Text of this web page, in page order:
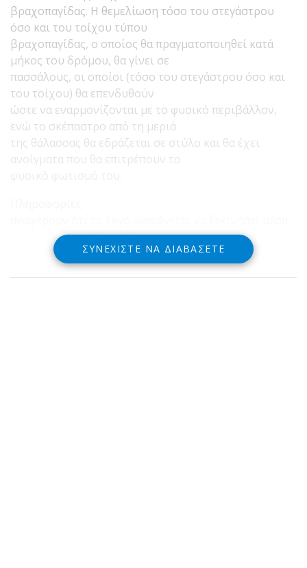
βραχοπαγίδας. Η θεμελίωση τόσο του στεγάστρου
όσο και του τοίχου τύπου
βραχοπαγίδας, ο οποίος θα πραγματοποιηθεί κατά
μήκος του δρόμου, θα γίνει σε
πασσάλους, οι οποίοι (τόσο του στεγάστρου όσο και
του τοίχου) θα επενδυθούν
ώστε να εναρμονίζονται με το φυσικό περιβάλλον,
ενώ το σκέπαστρο από τη μεριά
της θάλασσας θα εδράζεται σε στύλο και θα έχει
ανοίγματα που θα επιτρέπουν το
στις επόμενες εβδομάδες .
ΣΥΝΕΧΊΣΤΕ ΝΑ ΔΙΑΒΆΣΕΤΕ